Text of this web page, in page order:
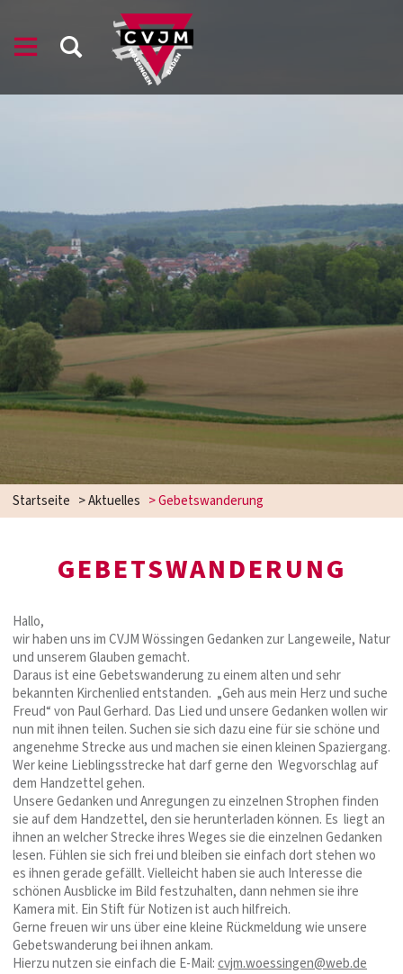
Startseite >Aktuelles >Gebetswanderung
GEBETSWANDERUNG
Hallo,
wir haben uns im CVJM Wössingen Gedanken zur Langeweile, Natur
und unserem Glauben gemacht.
Daraus ist eine Gebetswanderung zu einem alten und sehr
bekannten Kirchenlied entstanden. „Geh aus mein Herz und suche
Freud“ von Paul Gerhard. Das Lied und unsere Gedanken wollen wir
nun mit ihnen teilen. Suchen sie sich dazu eine für sie schöne und
angenehme Strecke aus und machen sie einen kleinen Spaziergang.
Wer keine Lieblingsstrecke hat darf gerne den Wegvorschlag auf
dem Handzettel gehen.
Unsere Gedanken und Anregungen zu einzelnen Strophen finden
sie auf dem Handzettel, den sie herunterladen können. Es liegt an
ihnen an welcher Strecke ihres Weges sie die einzelnen Gedanken
lesen. Fühlen sie sich frei und bleiben sie einfach dort stehen wo
es ihnen gerade gefällt. Vielleicht haben sie auch Interesse die
schönen Ausblicke im Bild festzuhalten, dann nehmen sie ihre
Kamera mit. Ein Stift für Notizen ist auch hilfreich.
Gerne freuen wir uns über eine kleine Rückmeldung wie unsere
Gebetswanderung bei ihnen ankam.
Hierzu nutzen sie einfach die E-Mail:cvjm.woessingen@web.de